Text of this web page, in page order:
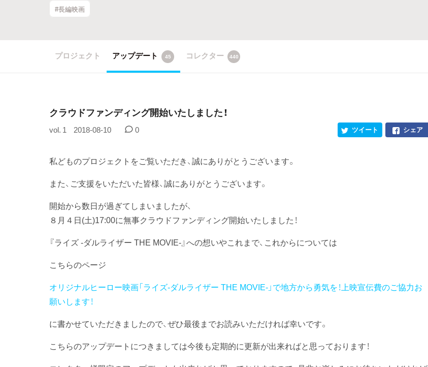
#長編映画
プロジェクト アップデート 45 コレクター 440
クラウドファンディング開始いたしました！
vol. 1 2018-08-10 0 シェア
ツイート
私どものプロジェクトをご覧いただき、誠にありがとうございます。
また、ご支援をいただいた皆様、誠にありがとうございます。
開始から数日が過ぎてしまいましたが、
８月４日(土)17:00に無事クラウドファンディング開始いたしました！
『ライズ ‐ダルライザー THE MOVIE-』への想いやこれまで、これからについては
こちらのページ
オリジナルヒーロー映画「ライズ-ダルライザー THE MOVIE-」で地方から勇気を！上映宣伝費のご協力お
願いします！
に書かせていただきましたので、ぜひ最後までお読みいただければ幸いです。
こちらのアップデートにつきましては今後も定期的に更新が出来ればと思っております！